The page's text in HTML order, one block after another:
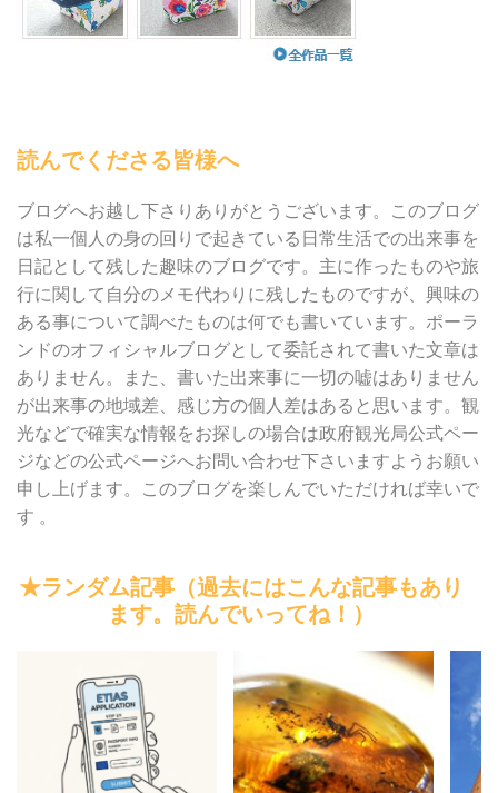
読んでくださる皆様へ
ブログへお越し下さりありがとうございます。このブログ
は私一個人の身の回りで起きている日常生活での出来事を
日記として残した趣味のブログです。主に作ったものや旅
行に関して自分のメモ代わりに残したものですが、興味の
ある事について調べたものは何でも書いています。ポーラ
ンドのオフィシャルブログとして委託されて書いた文章は
ありません。また、書いた出来事に一切の嘘はありません
が出来事の地域差、感じ方の個人差はあると思います。観
光などで確実な情報をお探しの場合は政府観光局公式ペー
ジなどの公式ページへお問い合わせ下さいますようお願い
申し上げます。このブログを楽しんでいただければ幸いで
す 。
★ランダム記事（過去にはこんな記事もあり
ます。読んでいってね！）